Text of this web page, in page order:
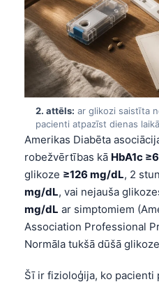
2. attēls: ar glikozi saistīta
pacienti atpazīst dienas
Amerikas Diabēta
robežvērtības kā HbA1c
glikoze ≥126 mg/dL, 2
mg/dL, vai nejauša
mg/dL ar simptomiem
Association Professional
Normāla tukšā dūšā
Šī ir fizioloģija, ko pacienti